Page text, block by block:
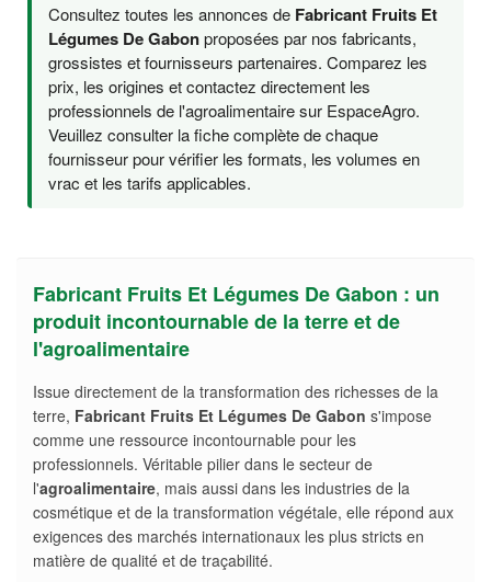
Consultez toutes les annonces de Fabricant Fruits Et
Légumes De Gabonproposées par nos fabricants,
grossistes et fournisseurs partenaires. Comparez les
prix, les origines et contactez directement les
professionnels de l'agroalimentaire sur EspaceAgro.
Veuillez consulter la fiche complète de chaque
fournisseur pour vérifier les formats, les volumes en
vrac et les tarifs applicables.
Fabricant Fruits Et Légumes De Gabon : un
produit incontournable de la terre et de
l'agroalimentaire
Issue directement de la transformation des richesses de la
terre, Fabricant Fruits Et Légumes De Gabon s'impose
comme une ressource incontournable pour les
professionnels. Véritable pilier dans le secteur de
l'agroalimentaire, mais aussi dans les industries de la
cosmétique et de la transformation végétale, elle répond aux
exigences des marchés internationaux les plus stricts en
matière de qualité et de traçabilité.